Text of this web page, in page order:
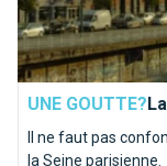
UNE GOUTTE?
Il ne faut pas
la Seine parisienne.